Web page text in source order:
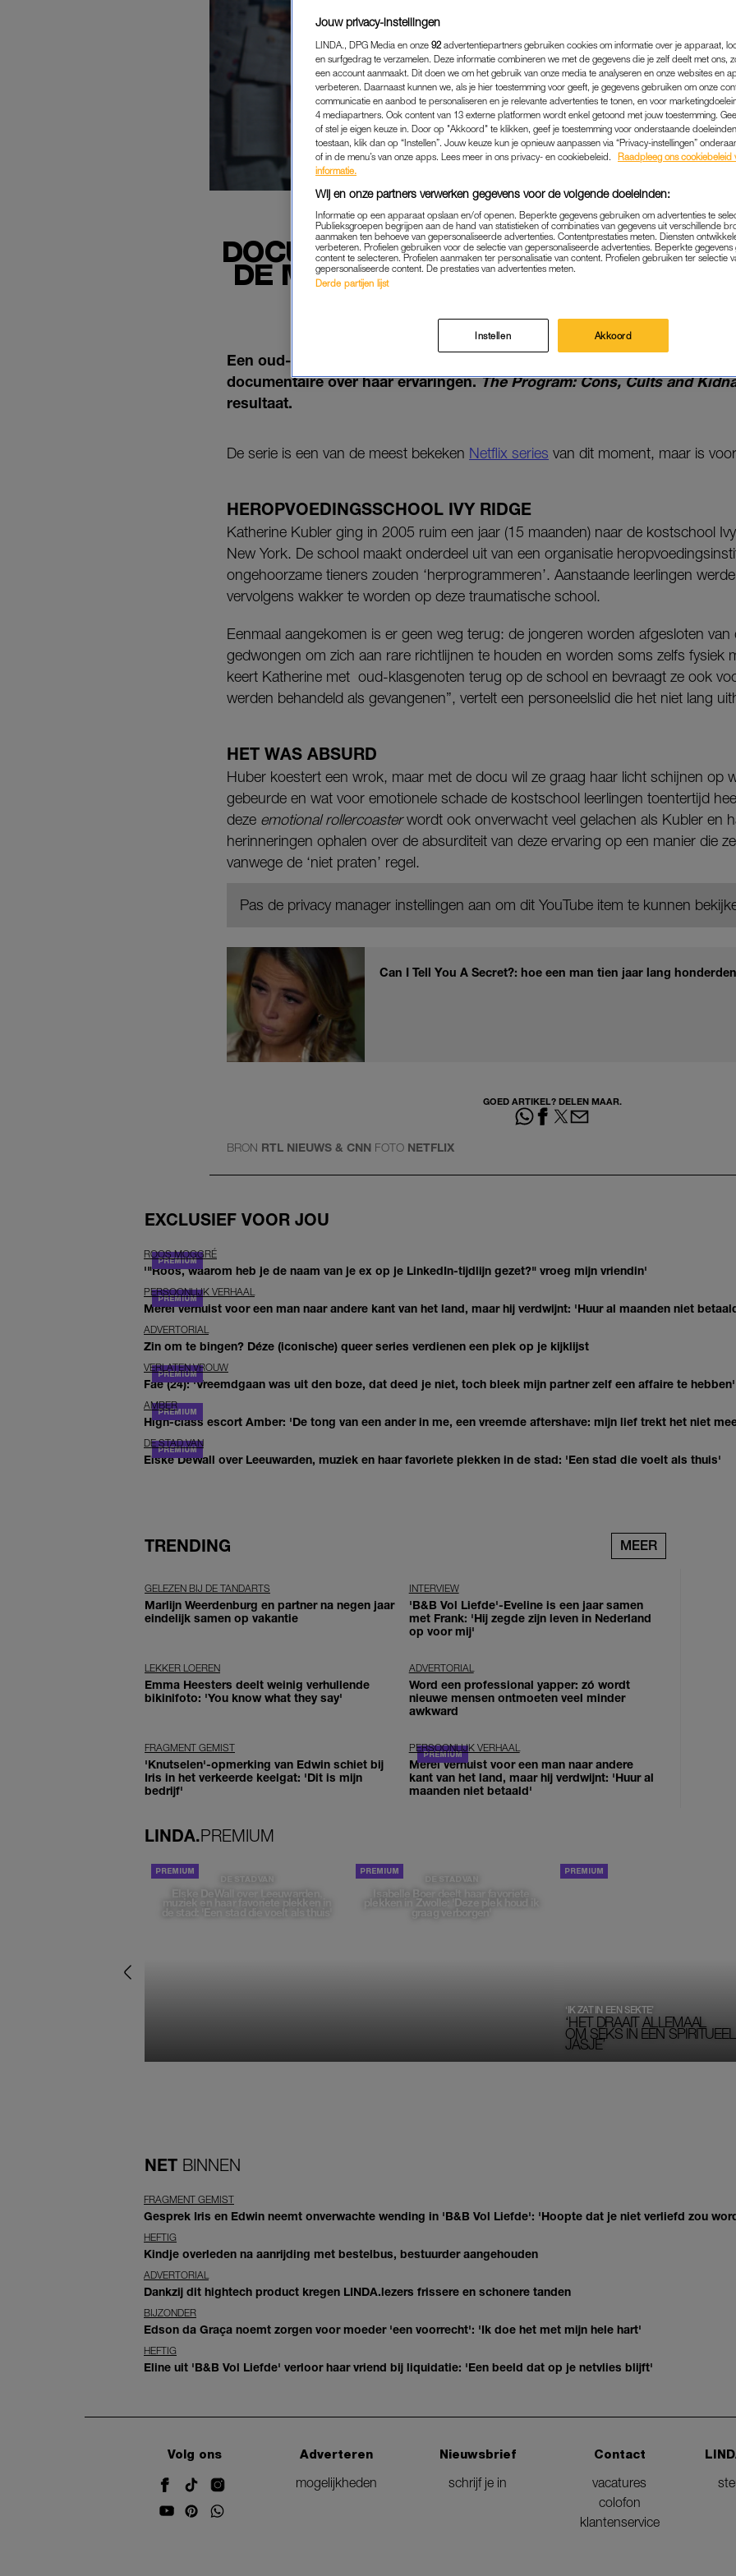
DOCU OVER TERROR KOSTSCHOOL
DE MEEST BEKEKEN SERIES OP
ENTERTAINMENT|KIJKTIP
11-03-2024 | EMMA BREED
Een oud-leerling van terror kostschool The Academy at Ivy Ridge
documentaire over haar ervaringen.The Program: Cons, Cults and
resultaat.
De serie is een van de meest bekeken Netflix series van dit moment, maar is
HEROPVOEDINGSSCHOOL IVY RIDGE
Katherine Kubler ging in 2005 ruim een jaar (15 maanden) naar de kostschool
New York. De school maakt onderdeel uit van een organisatie
ongehoorzame tieners zouden ‘herprogrammeren’. Aanstaande leerlingen
vervolgens wakker te worden op deze traumatische school.
Eenmaal aangekomen is er geen weg terug: de jongeren worden afgesloten van
gedwongen om zich aan rare richtlijnen te houden en worden soms zelfs fysiek
keert Katherine met oud-klasgenoten terug op de school en bevraagt ze ook
werden behandeld als gevangenen”, vertelt een personeelslid die het niet lang
HET WAS ABSURD
Huber koestert een wrok, maar met de docu wil ze graag haar licht schijnen op
gebeurde en wat voor emotionele schade de kostschool leerlingen toentertijd
deze emotional rollercoasterwordt ook onverwacht veel gelachen als Kubler en
herinneringen ophalen over de absurditeit van deze ervaring op een manier die
vanwege de ‘niet praten’ regel.
Pas de privacy manager instellingen aan om dit YouTube item te kunnen
Can I Tell You A Secret?: hoe een man tien jaar lang
GOED ARTIKEL? DELEN MAAR.
BRON RTL NIEUWS & CNN FOTO NETFLIX
EXCLUSIEF VOOR JOU
ROOS MOGGRÉ
'"Roos, waarom heb je de naam van je ex op je LinkedIn-tijdlijn gezet?" vroeg mijn vriendin'
PERSOONLIJK VERHAAL
Merel verhuist voor een man naar andere kant van het land, maar hij verdwijnt: 'Huur al maanden niet
ADVERTORIAL
Zin om te bingen? Déze (iconische) queer series verdienen een plek op je kijklijst
VERLATEN VROUW
Fae (24): 'Vreemdgaan was uit den boze, dat deed je niet, toch bleek mijn partner zelf een affaire te hebben'
AMBER
High-class escort Amber: 'De tong van een ander in me, een vreemde aftershave: mijn lief trekt het niet
DE STAD VAN
Elske DeWall over Leeuwarden, muziek en haar favoriete plekken in de stad: 'Een stad die voelt als thuis'
TRENDING MEER
GELEZEN BIJ DE TANDARTS
Marlijn Weerdenburg en partner na negen jaar
eindelijk samen op vakantie
INTERVIEW
'B&B Vol Liefde'-Eveline is een jaar samen
met Frank: 'Hij zegde zijn leven in Nederland
op voor mij'
LEKKER LOEREN
Emma Heesters deelt weinig verhullende
bikinifoto: 'You know what they say'
ADVERTORIAL
Word een professional yapper: zó wordt
nieuwe mensen ontmoeten veel minder
awkward
FRAGMENT GEMIST
'Knutselen'-opmerking van Edwin schiet bij
Iris in het verkeerde keelgat: 'Dit is mijn
bedrijf'
PERSOONLIJK VERHAAL
Merel verhuist voor een man naar andere
kant van het land, maar hij verdwijnt: 'Huur al
maanden niet betaald'
LINDA.PREMIUM
DE STAD VAN
Elske DeWall over Leeuwarden,
muziek en haar favoriete plekken in
de stad: 'Een stad die voelt als thuis'
DE STAD VAN
Isabelle Boer deelt haar favoriete
plekken in Zwolle: 'Deze plek houd ik
graag verborgen'
‘HET DRAAIT ALLEMAAL
OM SEKS IN EEN SPIRITUEEL
JASJE’
‘IK ZAT IN EEN SEKTE’
NET BINNEN
FRAGMENT GEMIST
Gesprek Iris en Edwin neemt onverwachte wending in 'B&B Vol Liefde': 'Hoopte dat je niet verliefd zou
HEFTIG
Kindje overleden na aanrijding met bestelbus, bestuurder aangehouden
ADVERTORIAL
Dankzij dit hightech product kregen LINDA.lezers frissere en schonere tanden
BIJZONDER
Edson da Graça noemt zorgen voor moeder 'een voorrecht': 'Ik doe het met mijn hele hart'
HEFTIG
Eline uit 'B&B Vol Liefde' verloor haar vriend bij liquidatie: 'Een beeld dat op je netvlies blijft'
Volg ons
Adverteren
mogelijkheden
Nieuwsbrief
schrijf je in
Contact
vacatures
colofon
klantenservice
Jouw privacy-instellingen
LINDA., DPG Media en onze 92 advertentiepartners gebruiken cookies om informatie over je apparaat,
en surfgedrag te verzamelen. Deze informatie combineren we met de gegevens die je zelf deelt met ons,
een account aanmaakt. Dit doen we om het gebruik van onze media te analyseren en onze websites en
verbeteren. Daarnaast kunnen we, als je hier toestemming voor geeft, je gegevens gebruiken om onze
communicatie en aanbod te personaliseren en je relevante advertenties te tonen, en voor
4 mediapartners. Ook content van 13 externe platformen wordt enkel getoond met jouw toestemming.
of stel je eigen keuze in. Door op "Akkoord" te klikken, geef je toestemming voor onderstaande
toestaan, klik dan op “Instellen”. Jouw keuze kun je opnieuw aanpassen via “Privacy-instellingen”
of in de menu’s van onze apps. Lees meer in ons privacy- en cookiebeleid.
Raadpleeg ons cookiebeleid
informatie.
Wij en onze partners verwerken gegevens voor de volgende doeleinden:
Informatie op een apparaat opslaan en/of openen. Beperkte gegevens gebruiken om advertenties te
Publieksgroepen begrijpen aan de hand van statistieken of combinaties van gegevens uit verschillende
aanmaken ten behoeve van gepersonaliseerde advertenties. Contentprestaties meten. Diensten
verbeteren. Profielen gebruiken voor de selectie van gepersonaliseerde advertenties. Beperkte
content te selecteren. Profielen aanmaken ter personalisatie van content. Profielen gebruiken ter selectie
gepersonaliseerde content. De prestaties van advertenties meten.
Derde partijen lijst
Instellen Akkoord